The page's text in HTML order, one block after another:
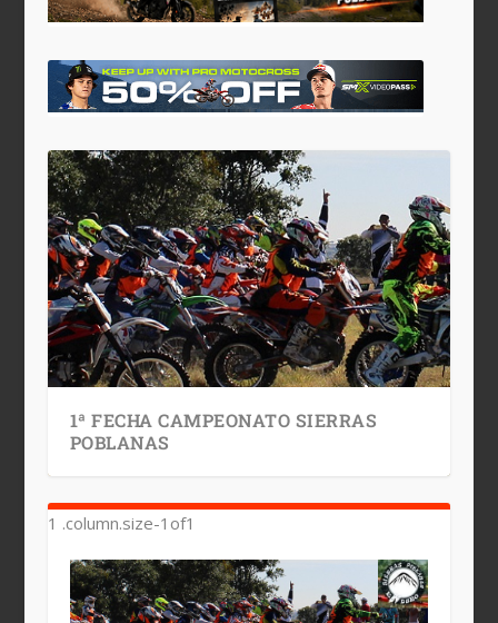
1ª FECHA CAMPEONATO SIERRAS
POBLANAS